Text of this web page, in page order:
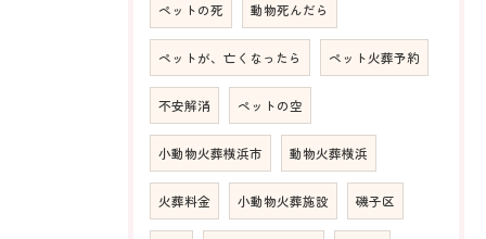
ペットの死 動物死んだら
ペットが、亡くなったら ペット火葬予約
不安解消 ペットの空
小動物火葬横浜市 動物火葬横浜
火葬料金 小動物火葬施設 磯子区